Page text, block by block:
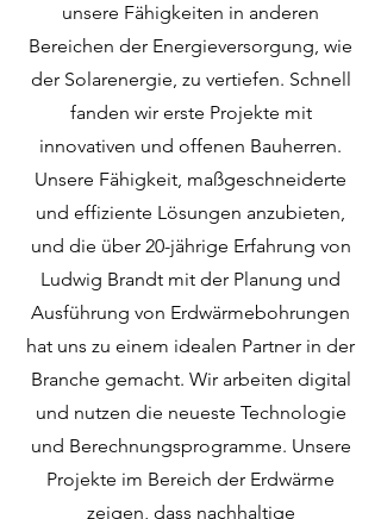
unsere Fähigkeiten in anderen
Bereichen der Energieversorgung, wie
der Solarenergie, zu vertiefen. Schnell
fanden wir erste Projekte mit
innovativen und offenen Bauherren.
Unsere Fähigkeit, maßgeschneiderte
und effiziente Lösungen anzubieten,
und die über 20-jährige Erfahrung von
Ludwig Brandt mit der Planung und
Ausführung von Erdwärmebohrungen
hat uns zu einem idealen Partner in der
Branche gemacht. Wir arbeiten digital
und nutzen die neueste Technologie
und Berechnungsprogramme. Unsere
Projekte im Bereich der Erdwärme
zeigen, dass nachhaltige